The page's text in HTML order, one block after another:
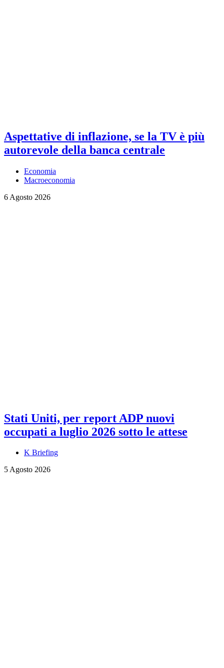
Aspettative di inflazione, se la TV è più
autorevole della banca centrale
Economia
Macroeconomia
6 Agosto 2026
Stati Uniti, per report ADP nuovi
occupati a luglio 2026 sotto le attese
K Briefing
5 Agosto 2026